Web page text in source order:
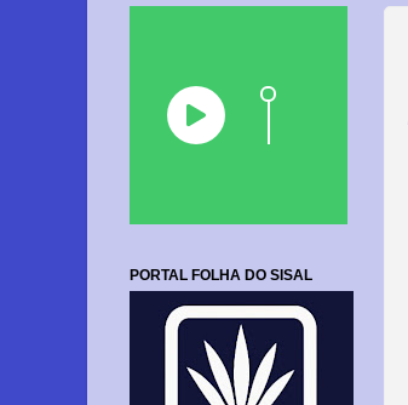
PORTAL FOLHA DO SISAL